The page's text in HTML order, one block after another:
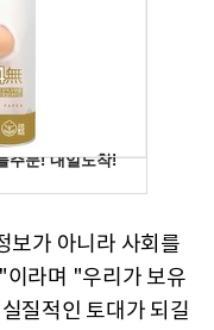
보가 아니라 사회를
이라며 "우리가 보유
질적인 토대가 되길